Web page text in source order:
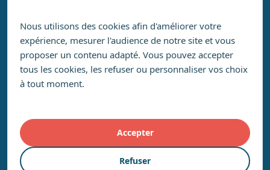
Nous utilisons des cookies afin d'améliorer votre
expérience, mesurer l'audience de notre site et vous
proposer un contenu adapté. Vous pouvez accepter
tous les cookies, les refuser ou personnaliser vos choix
à tout moment.
Accepter
Refuser
Notre politique accessibilité
Nos engagements RSE
Notre certificat Qualiopi